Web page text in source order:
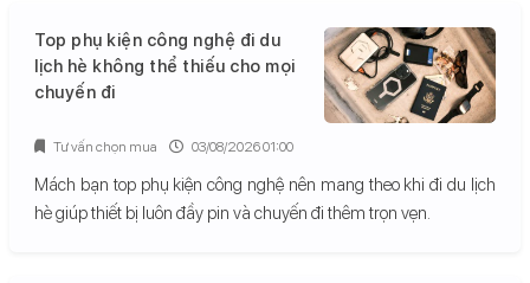
Top phụ kiện công nghệ đi du
lịch hè không thể thiếu cho mọi
chuyến đi
Mách bạn top phụ kiện công nghệ nên mang theo khi đi du lịch
hè giúp thiết bị luôn đầy pin và chuyến đi thêm trọn vẹn.
Tư vấn chọn mua 03/08/2026 01:00